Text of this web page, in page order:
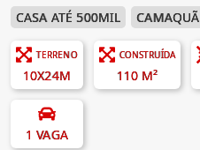
CASA ATÉ 500MIL CAMAQUÃ
TERRENO
10X24M
CONSTRUÍDA
110 M²
1 VAGA